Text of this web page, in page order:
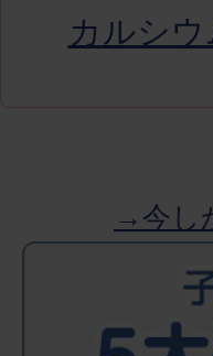
カルシ
→今し